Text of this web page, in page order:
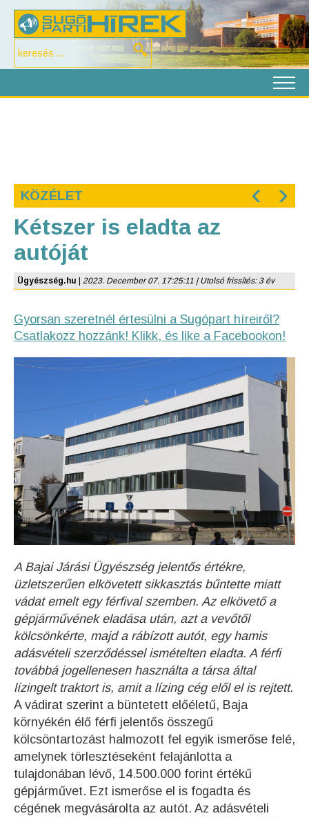
KÖZÉLET ‹ ›
Kétszer is eladta az
autóját
Ügyészség.hu 2023. December 07. 17:25:11 | Utolsó frissítés: 3 év
Gyorsan szeretnél értesülni a Sugópart híreiről?
Csatlakozz hozzánk! Klikk, és like a Facebookon!
A Bajai Járási Ügyészség jelentős értékre,
üzletszerűen elkövetett sikkasztás bűntette miatt
vádat emelt egy férfival szemben. Az elkövető a
gépjárművének eladása után, azt a vevőtől
kölcsönkérte, majd a rábízott autót, egy hamis
adásvételi szerződéssel ismételten eladta. A férfi
továbbá jogellenesen használta a társa által
lízingelt traktort is, amit a lízing cég elől el is rejtett.
A vádirat szerint a büntetett előéletű, Baja
környékén élő férfi jelentős összegű
kölcsöntartozást halmozott fel egyik ismerőse felé,
amelynek törlesztéseként felajánlotta a
tulajdonában lévő, 14.500.000 forint értékű
gépjárművet. Ezt ismerőse el is fogadta és
cégének megvásárolta az autót. Az adásvételi